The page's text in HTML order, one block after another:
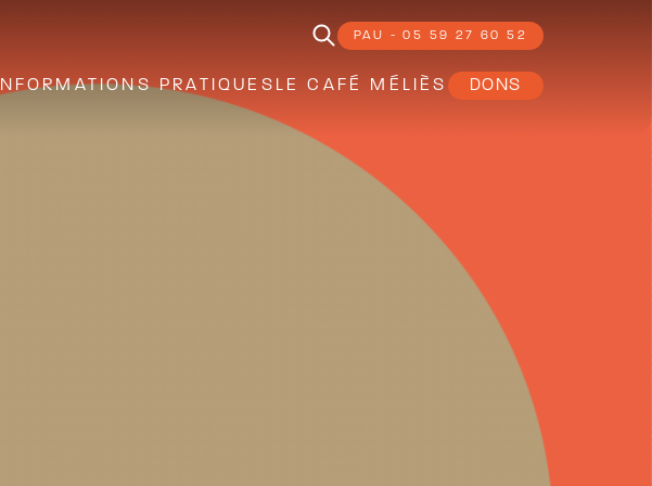
PAU - 05 59 27 60 52
INFORMATIONS PRATIQUES LE CAFÉ MÉLIÈS DONS